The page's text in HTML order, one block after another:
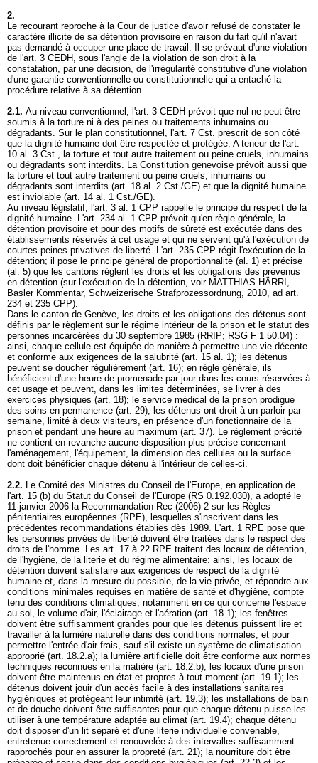
2.
Le recourant reproche à la Cour de justice d'avoir refusé de constater le
caractère illicite de sa détention provisoire en raison du fait qu'il n'avait
pas demandé à occuper une place de travail. Il se prévaut d'une violation
de l'art. 3 CEDH, sous l'angle de la violation de son droit à la
constatation, par une décision, de l'irrégularité constitutive d'une violation
d'une garantie conventionnelle ou constitutionnelle qui a entaché la
procédure relative à sa détention.
2.1. Au niveau conventionnel, l'art. 3 CEDH prévoit que nul ne peut être
soumis à la torture ni à des peines ou traitements inhumains ou
dégradants. Sur le plan constitutionnel, l'art. 7 Cst. prescrit de son côté
que la dignité humaine doit être respectée et protégée. A teneur de l'art.
10 al. 3 Cst., la torture et tout autre traitement ou peine cruels, inhumains
ou dégradants sont interdits. La Constitution genevoise prévoit aussi que
la torture et tout autre traitement ou peine cruels, inhumains ou
dégradants sont interdits (art. 18 al. 2 Cst./GE) et que la dignité humaine
est inviolable (art. 14 al. 1 Cst./GE).
Au niveau législatif, l'art. 3 al. 1 CPP rappelle le principe du respect de la
dignité humaine. L'art. 234 al. 1 CPP prévoit qu'en règle générale, la
détention provisoire et pour des motifs de sûreté est exécutée dans des
établissements réservés à cet usage et qui ne servent qu'à l'exécution de
courtes peines privatives de liberté. L'art. 235 CPP régit l'exécution de la
détention; il pose le principe général de proportionnalité (al. 1) et précise
(al. 5) que les cantons règlent les droits et les obligations des prévenus
en détention (sur l'exécution de la détention, voir MATTHIAS HÄRRI,
Basler Kommentar, Schweizerische Strafprozessordnung, 2010, ad art.
234 et 235 CPP).
Dans le canton de Genève, les droits et les obligations des détenus sont
définis par le règlement sur le régime intérieur de la prison et le statut des
personnes incarcérées du 30 septembre 1985 (RRIP; RSG F 1 50.04) :
ainsi, chaque cellule est équipée de manière à permettre une vie décente
et conforme aux exigences de la salubrité (art. 15 al. 1); les détenus
peuvent se doucher régulièrement (art. 16); en règle générale, ils
bénéficient d'une heure de promenade par jour dans les cours réservées à
cet usage et peuvent, dans les limites déterminées, se livrer à des
exercices physiques (art. 18); le service médical de la prison prodigue
des soins en permanence (art. 29); les détenus ont droit à un parloir par
semaine, limité à deux visiteurs, en présence d'un fonctionnaire de la
prison et pendant une heure au maximum (art. 37). Le règlement précité
ne contient en revanche aucune disposition plus précise concernant
l'aménagement, l'équipement, la dimension des cellules ou la surface
dont doit bénéficier chaque détenu à l'intérieur de celles-ci.
2.2. Le Comité des Ministres du Conseil de l'Europe, en application de
l'art. 15 (b) du Statut du Conseil de l'Europe (RS 0.192.030), a adopté le
11 janvier 2006 la Recommandation Rec (2006) 2 sur les Règles
pénitentiaires européennes (RPE), lesquelles s'inscrivent dans les
précédentes recommandations établies dès 1989. L'art. 1 RPE pose que
les personnes privées de liberté doivent être traitées dans le respect des
droits de l'homme. Les art. 17 à 22 RPE traitent des locaux de détention,
de l'hygiène, de la literie et du régime alimentaire: ainsi, les locaux de
détention doivent satisfaire aux exigences de respect de la dignité
humaine et, dans la mesure du possible, de la vie privée, et répondre aux
conditions minimales requises en matière de santé et d'hygiène, compte
tenu des conditions climatiques, notamment en ce qui concerne l'espace
au sol, le volume d'air, l'éclairage et l'aération (art. 18.1); les fenêtres
doivent être suffisamment grandes pour que les détenus puissent lire et
travailler à la lumière naturelle dans des conditions normales, et pour
permettre l'entrée d'air frais, sauf s'il existe un système de climatisation
approprié (art. 18.2.a); la lumière artificielle doit être conforme aux normes
techniques reconnues en la matière (art. 18.2.b); les locaux d'une prison
doivent être maintenus en état et propres à tout moment (art. 19.1); les
détenus doivent jouir d'un accès facile à des installations sanitaires
hygiéniques et protégeant leur intimité (art. 19.3); les installations de bain
et de douche doivent être suffisantes pour que chaque détenu puisse les
utiliser à une température adaptée au climat (art. 19.4); chaque détenu
doit disposer d'un lit séparé et d'une literie individuelle convenable,
entretenue correctement et renouvelée à des intervalles suffisamment
rapprochés pour en assurer la propreté (art. 21); la nourriture doit être